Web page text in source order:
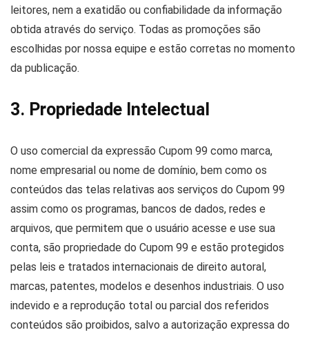
leitores, nem a exatidão ou confiabilidade da informação
obtida através do serviço. Todas as promoções são
escolhidas por nossa equipe e estão corretas no momento
da publicação.
3. Propriedade Intelectual
O uso comercial da expressão Cupom 99 como marca,
nome empresarial ou nome de domínio, bem como os
conteúdos das telas relativas aos serviços do Cupom 99
assim como os programas, bancos de dados, redes e
arquivos, que permitem que o usuário acesse e use sua
conta, são propriedade do Cupom 99 e estão protegidos
pelas leis e tratados internacionais de direito autoral,
marcas, patentes, modelos e desenhos industriais. O uso
indevido e a reprodução total ou parcial dos referidos
conteúdos são proibidos, salvo a autorização expressa do